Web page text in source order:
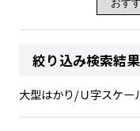
分銅
温度計・湿度計
絞り込み検索結果
大型はかり/Ｕ字スケー